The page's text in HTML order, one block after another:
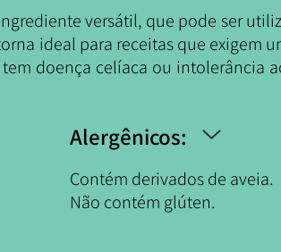
versátil, que pode ser
ideal para receitas que exigem
doença celíaca ou intolerância
Alergênicos:
Contém derivados de aveia.
Não contém glúten.